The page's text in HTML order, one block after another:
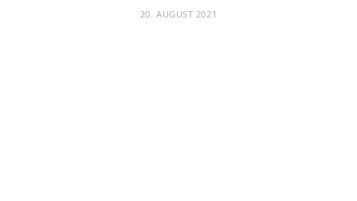
20. AUGUST 2021